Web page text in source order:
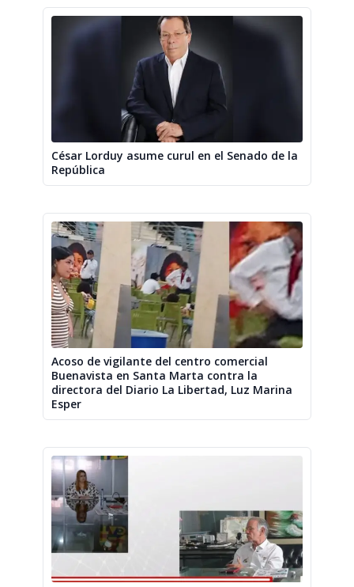
César Lorduy asume curul en el Senado de la
República
Acoso de vigilante del centro comercial
Buenavista en Santa Marta contra la
directora del Diario La Libertad, Luz Marina
Esper